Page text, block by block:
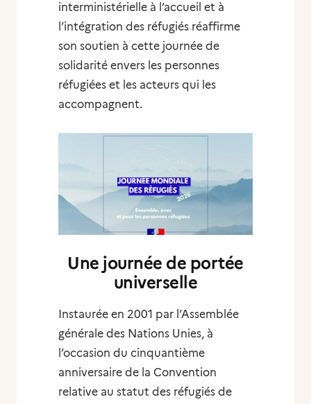
interministérielle à l’accueil et à
l’intégration des réfugiés réaffirme
son soutien à cette journée de
solidarité envers les personnes
réfugiées et les acteurs qui les
accompagnent.
Une journée de portée
universelle
Instaurée en 2001 par l’Assemblée
générale des Nations Unies, à
l’occasion du cinquantième
anniversaire de la Convention
relative au statut des réfugiés de